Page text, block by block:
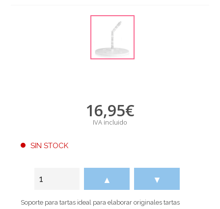
16,95€
IVA incluido
SIN STOCK
▲ ▼
Soporte para tartas ideal para elaborar originales tartas